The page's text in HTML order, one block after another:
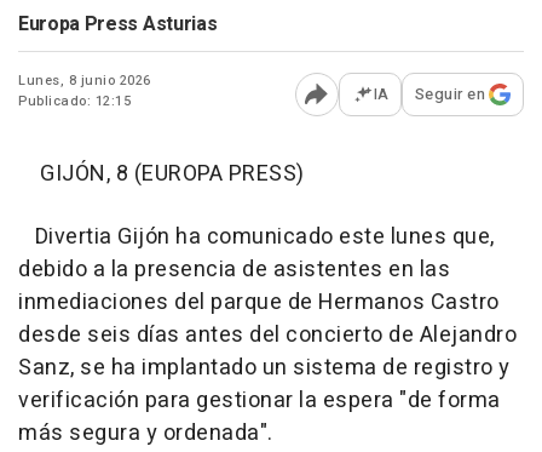
Europa Press Asturias
Lunes, 8 junio 2026
Publicado: 12:15
Abrir opciones para
IA Seguir en
GIJÓN, 8 (EUROPA PRESS)
Divertia Gijón ha comunicado este lunes que,
debido a la presencia de asistentes en las
inmediaciones del parque de Hermanos Castro
desde seis días antes del concierto de Alejandro
Sanz, se ha implantado un sistema de registro y
verificación para gestionar la espera "de forma
más segura y ordenada".